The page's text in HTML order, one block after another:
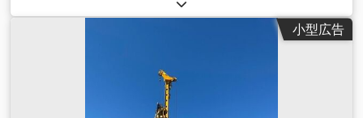
UW 95 R エンジン：CAT C 18、570 kW（AdBlue不要） 使用
可能なアタッチメント：ケリードリルドライブ KDK 235 S / ダ
MR 125 V Dodoh Tyyhspfx Af Uock 本機は稼働時間が500時間
と短く、NEWコンディションです!!!!
小型広告